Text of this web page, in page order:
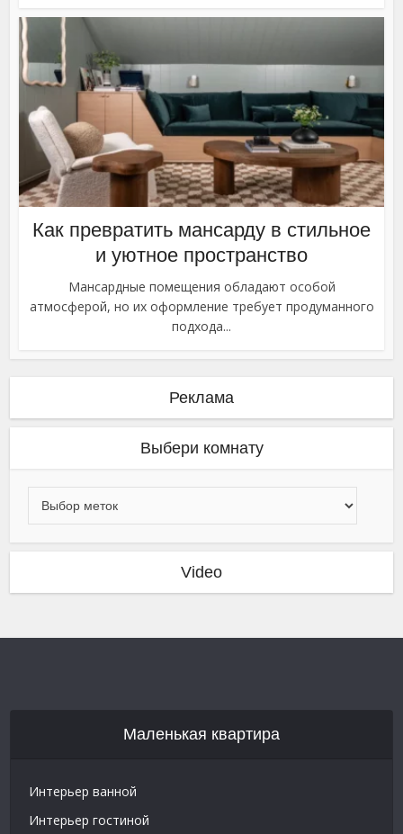
Как превратить мансарду в стильное
и уютное пространство
Мансардные помещения обладают особой
атмосферой, но их оформление требует продуманного
подхода...
Реклама
Выбери комнату
Video
Маленькая квартира
Интерьер ванной
Интерьер гостиной